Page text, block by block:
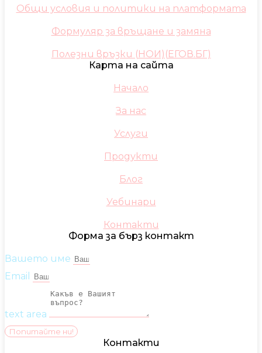
Общи условия и политики на платформата
Формуляр за връщане и замяна
Полезни връзки (НОИ)(ЕГОВ.БГ)
Карта на сайта
Начало
За нас
Услуги
Продукти
Блог
Уебинари
Контакти
Форма за бърз контакт
Вашето име
Email
text area
Попитайте ни!
Контакти